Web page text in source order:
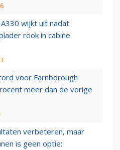
A330 wijkt uit nadat
rook in cabine
voor Farnborough
meer dan de vorige
verbeteren, maar
is geen optie: